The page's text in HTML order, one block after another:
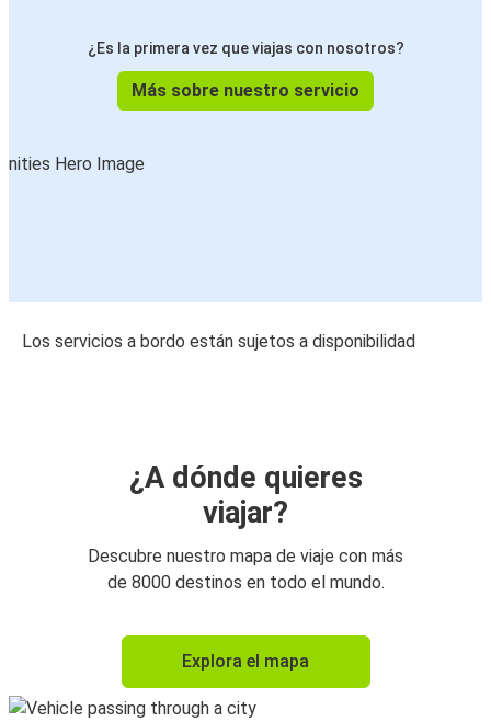
¿Es la primera vez que viajas con nosotros?
Más sobre nuestro servicio
Los servicios a bordo están sujetos a disponibilidad
¿A dónde quieres
viajar?
Descubre nuestro mapa de viaje con más
de 8000 destinos en todo el mundo.
Explora el mapa